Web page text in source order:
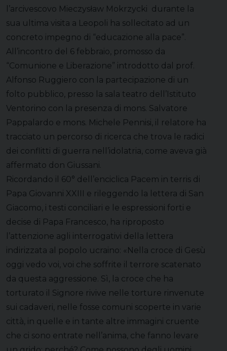
l’arcivescovo Mieczysław Mokrzycki durante la
sua ultima visita a Leopoli ha sollecitato ad un
concreto impegno di “educazione alla pace”.
All’incontro del 6 febbraio, promosso da
“Comunione e Liberazione” introdotto dal prof.
Alfonso Ruggiero con la partecipazione di un
folto pubblico, presso la sala teatro dell’Istituto
Ventorino con la presenza di mons. Salvatore
Pappalardo e mons. Michele Pennisi, il relatore ha
tracciato un percorso di ricerca che trova le radici
dei conflitti di guerra nell’idolatria, come aveva già
affermato don Giussani.
Ricordando il 60° dell’enciclica Pacem in terris di
Papa Giovanni XXIII e rileggendo la lettera di San
Giacomo, i testi conciliari e le espressioni forti e
decise di Papa Francesco, ha riproposto
l’attenzione agli interrogativi della lettera
indirizzata al popolo ucraino: «Nella croce di Gesù
oggi vedo voi, voi che soffrite il terrore scatenato
da questa aggressione. Sì, la croce che ha
torturato il Signore rivive nelle torture rinvenute
sui cadaveri, nelle fosse comuni scoperte in varie
città, in quelle e in tante altre immagini cruente
che ci sono entrate nell’anima, che fanno levare